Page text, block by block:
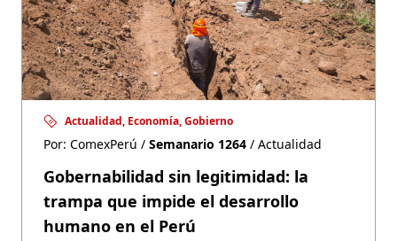
Actualidad, Economía, Gobierno
Por: ComexPerú / Semanario 1264 / Actualidad
Gobernabilidad sin legitimidad: la
trampa que impide el desarrollo
humano en el Perú